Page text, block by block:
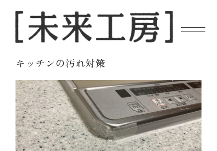
キッチンの汚れ対策